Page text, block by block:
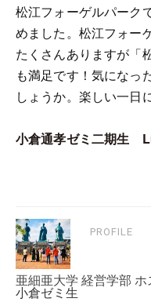
松江フォーゲルパーク
めました。松江フォー
たくさんありますが「
も満足です！気になっ
しょうか。楽しい一日
小倉通孝ゼミ二期生
PROFILE
亜細亜大学 経営学部
小倉ゼミ生